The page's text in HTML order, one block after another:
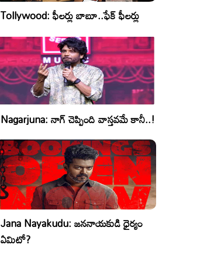
Tollywood: ఫీలర్లు బాబూ..ఫేక్ ఫీలర్లు
Nagarjuna: నాగ్ చెప్పింది వాస్తవమే కానీ..!
Jana Nayakudu: జననాయకుడి ధైర్యం
ఏమిటో?